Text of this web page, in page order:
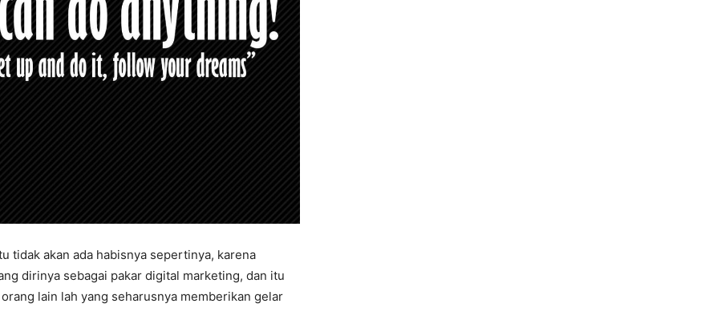
tidak akan ada habisnya sepertinya, karena
dirinya sebagai pakar digital marketing, dan itu
lain lah yang seharusnya memberikan gelar